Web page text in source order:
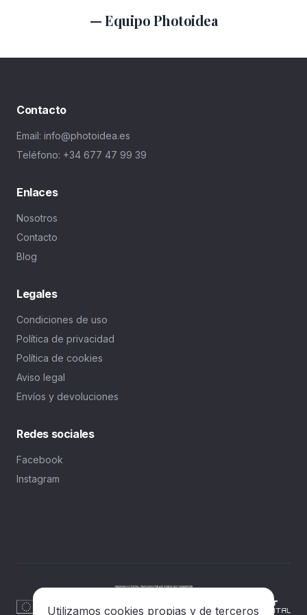
— Equipo Photoidea
Contacto
Email: info@photoidea.es
Teléfono: +34 677 47 99 39
Enlaces
Nosotros
Contacto
Blog
Legales
Condiciones de uso
Política de privacidad
Política de cookies
Aviso legal
Envíos y devoluciones
Redes sociales
Facebook
Instagram
Utilizamos cookies propias y de terceros